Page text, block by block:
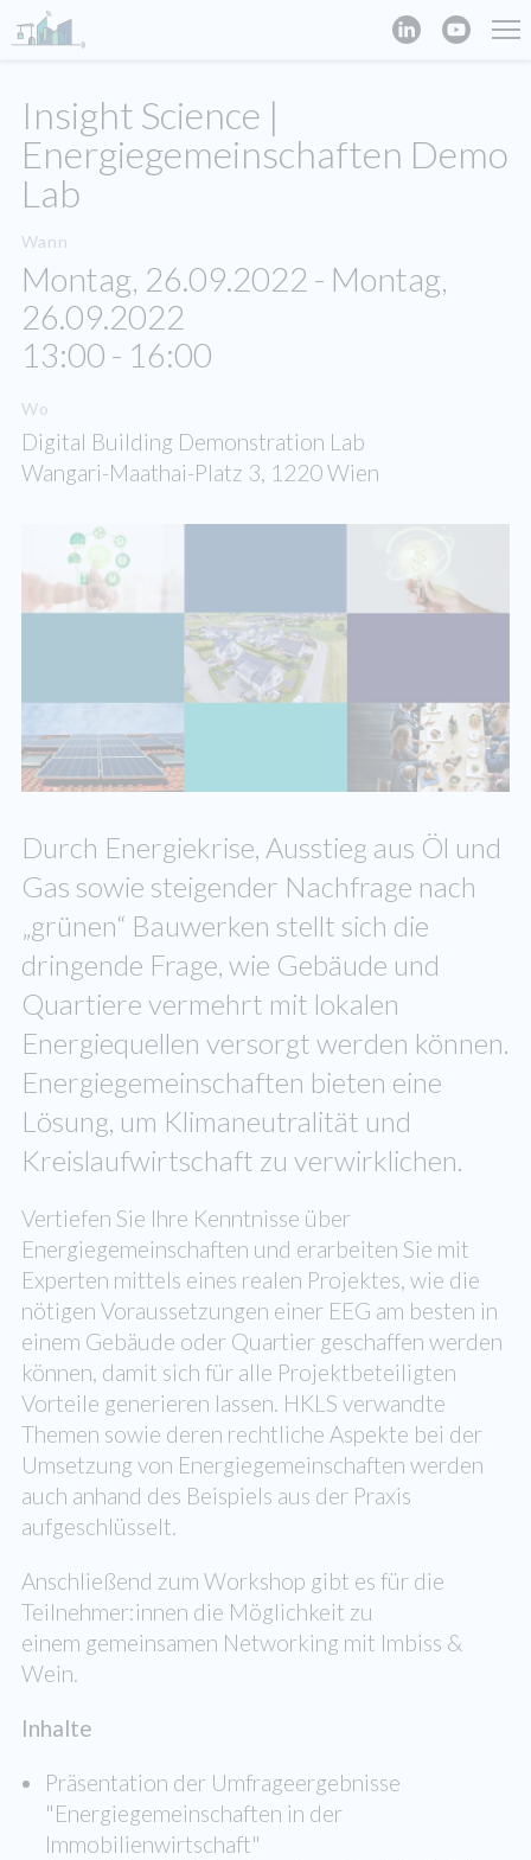
Insight Science |
Energiegemeinschaften Demo
Lab
Wann
Montag, 26.09.2022 - Montag,
26.09.2022
13:00 - 16:00
Wo
Digital Building Demonstration Lab
Wangari-Maathai-Platz 3, 1220 Wien
Durch Energiekrise, Ausstieg aus Öl und
Gas sowie steigender Nachfrage nach
„grünen“ Bauwerken stellt sich die
dringende Frage, wie Gebäude und
Quartiere vermehrt mit lokalen
Energiequellen versorgt werden können.
Energiegemeinschaften bieten eine
Lösung, um Klimaneutralität und
Kreislaufwirtschaft zu verwirklichen.
Vertiefen Sie Ihre Kenntnisse über
Energiegemeinschaften und erarbeiten Sie mit
Experten mittels eines realen Projektes, wie die
nötigen Voraussetzungen einer EEG am besten in
einem Gebäude oder Quartier geschaffen werden
können, damit sich für alle Projektbeteiligten
Vorteile generieren lassen. HKLS verwandte
Themen sowie deren rechtliche Aspekte bei der
Umsetzung von Energiegemeinschaften werden
auch anhand des Beispiels aus der Praxis
aufgeschlüsselt.
Anschließend zum Workshop gibt es für die
Teilnehmer:innen die Möglichkeit zu
einem gemeinsamen Networking mit Imbiss &
Wein.
Inhalte
Präsentation der Umfrageergebnisse
"Energiegemeinschaften in der
Immobilienwirtschaft"